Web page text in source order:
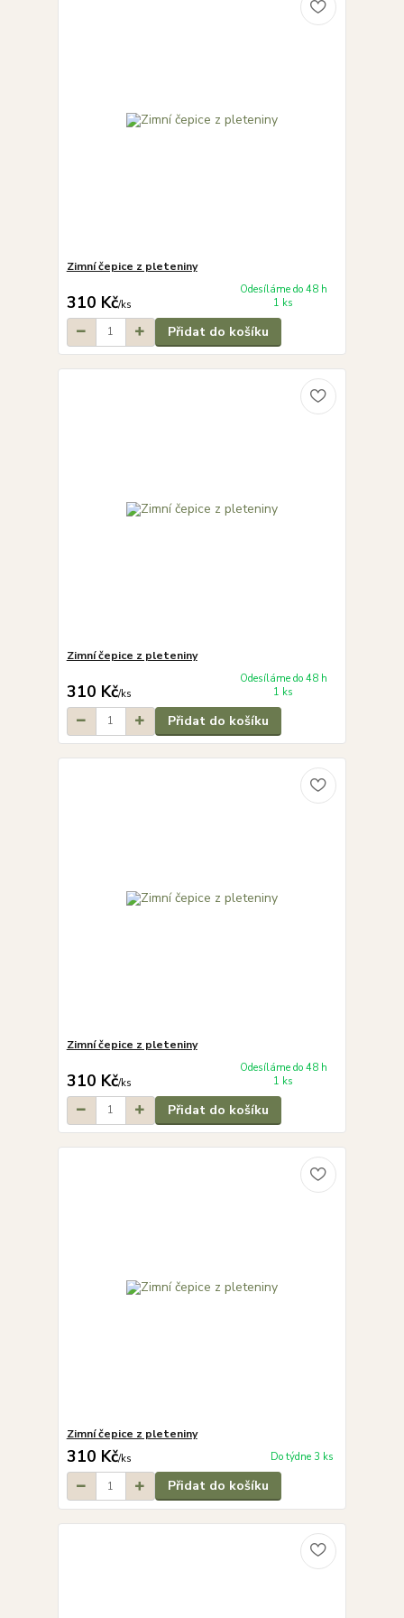
Zimní čepice z pleteniny
310 Kč/ks
Odesíláme do 48 h
1 ks
Přidat do košíku
Zimní čepice z pleteniny
310 Kč/ks
Odesíláme do 48 h
1 ks
Přidat do košíku
Zimní čepice z pleteniny
310 Kč/ks
Odesíláme do 48 h
1 ks
Přidat do košíku
Zimní čepice z pleteniny
310 Kč/ks Do týdne 3 ks
Přidat do košíku